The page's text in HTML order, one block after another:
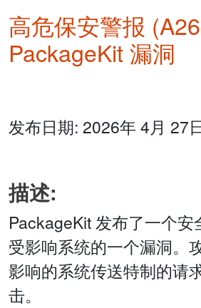
高危保安警报
PackageKit 漏洞
发布日期: 2026年 4月 27
描述:
PackageKit 发布了一个
受影响系统的一个漏洞。
影响的系统传送特制的请
击。